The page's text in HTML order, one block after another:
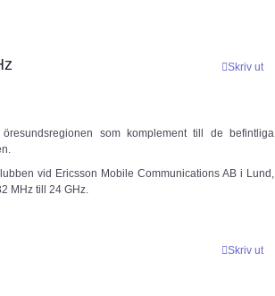
Skriv ut
som komplement till de befintliga
vid Ericsson Mobile Communications AB i Lund,
MHz till 24 GHz.
Skriv ut